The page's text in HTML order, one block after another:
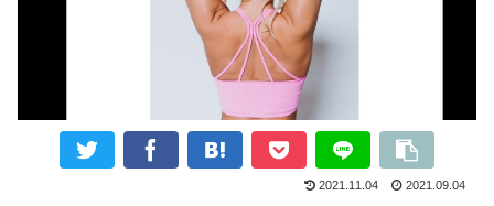
2021.11.04 2021.09.04